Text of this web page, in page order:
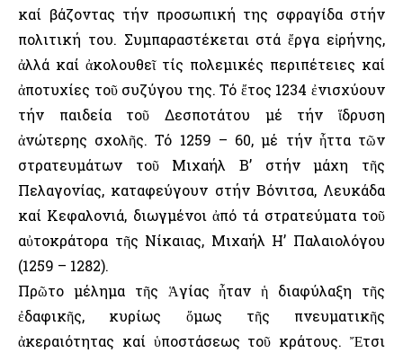
καί βάζοντας τήν προσωπική της σφραγίδα στήν
πολιτική του. Συμπαραστέκεται στά ἔργα εἰρήνης,
ἀλλά καί ἀκολουθεῖ τίς πολεμικές περιπέτειες καί
ἀποτυχίες τοῦ συζύγου της. Τό ἔτος 1234 ἐνισχύουν
τήν παιδεία τοῦ Δεσποτάτου μέ τήν ἵδρυση
ἀνώτερης σχολῆς. Τό 1259 – 60, μέ τήν ἧττα τῶν
στρατευμάτων τοῦ Μιχαήλ Β’ στήν μάχη τῆς
Πελαγονίας, καταφεύγουν στήν Βόνιτσα, Λευκάδα
καί Κεφαλονιά, διωγμένοι ἀπό τά στρατεύματα τοῦ
αὐτοκράτορα τῆς Νίκαιας, Μιχαήλ Η’ Παλαιολόγου
(1259 – 1282).
Πρῶτο μέλημα τῆς Ἁγίας ἦταν ἡ διαφύλαξη τῆς
ἐδαφικῆς, κυρίως ὅμως τῆς πνευματικῆς
ἀκεραιότητας καί ὑποστάσεως τοῦ κράτους. Ἔτσι